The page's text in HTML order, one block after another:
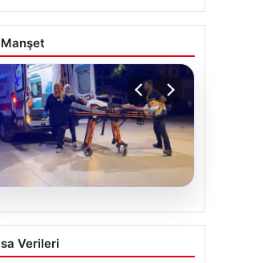
motosikletli
saldırı: 19 yaşındaki
Verileri